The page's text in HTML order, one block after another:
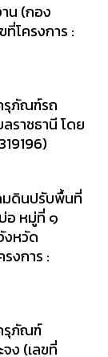
น (กอง
ที่โครงการ :
รุภัณฑ์รถ
ราชธานี โดย
มดินปรับพื้นที่
อ หมู่ที่ ๑
งหวัด
รงการ :
รุภัณฑ์
ง (เลขที่